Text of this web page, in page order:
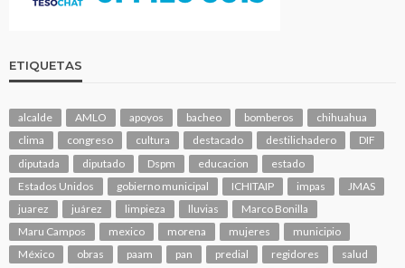
ETIQUETAS
alcalde AMLO apoyos bacheo bomberos
chihuahua
clima
congreso cultura destacado destilichadero
DIF
diputada
diputado Dspm educacion
estado
Estados Unidos
gobierno municipal ICHITAIP impas
JMAS
juarez
juárez limpieza lluvias
Marco Bonilla
Maru Campos
mexico morena mujeres
municipio
México
obras paam pan predial regidores
salud